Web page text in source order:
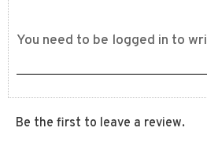
Be the first to leave a review.